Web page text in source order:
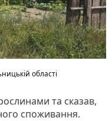
області
та сказав,
споживання.